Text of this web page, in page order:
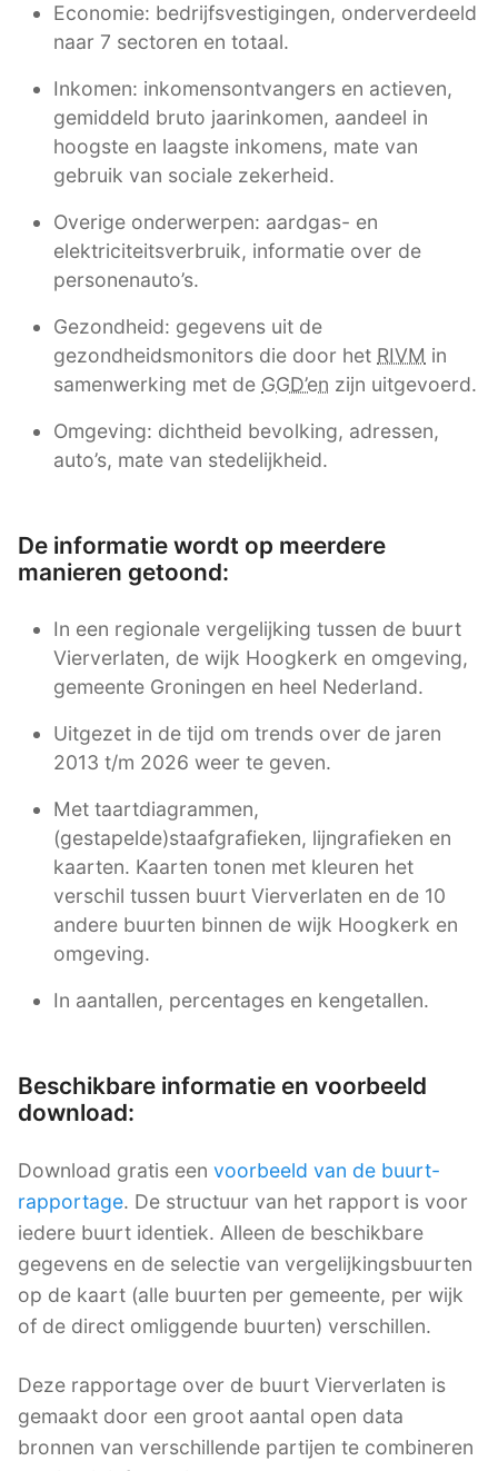
Economie: bedrijfsvestigingen, onderverdeeld
naar 7 sectoren en totaal.
Inkomen: inkomensontvangers en actieven,
gemiddeld bruto jaarinkomen, aandeel in
hoogste en laagste inkomens, mate van
gebruik van sociale zekerheid.
Overige onderwerpen: aardgas- en
elektriciteitsverbruik, informatie over de
personenauto’s.
Gezondheid: gegevens uit de
gezondheidsmonitors die door het RIVM in
samenwerking met de GGD’en zijn uitgevoerd.
Omgeving: dichtheid bevolking, adressen,
auto’s, mate van stedelijkheid.
De informatie wordt op meerdere
manieren getoond:
In een regionale vergelijking tussen de buurt
Vierverlaten, de wijk Hoogkerk en omgeving,
gemeente Groningen en heel Nederland.
Uitgezet in de tijd om trends over de jaren
2013 t/m 2026 weer te geven.
Met taartdiagrammen,
(gestapelde)staafgrafieken, lijngrafieken en
kaarten. Kaarten tonen met kleuren het
verschil tussen buurt Vierverlaten en de 10
andere buurten binnen de wijk Hoogkerk en
omgeving.
In aantallen, percentages en kengetallen.
Beschikbare informatie en voorbeeld
download:
Download gratis een voorbeeld van de buurt-
rapportage. De structuur van het rapport is voor
iedere buurt identiek. Alleen de beschikbare
gegevens en de selectie van vergelijkingsbuurten
op de kaart (alle buurten per gemeente, per wijk
of de direct omliggende buurten) verschillen.
Deze rapportage over de buurt Vierverlaten is
gemaakt door een groot aantal open data
bronnen van verschillende partijen te combineren